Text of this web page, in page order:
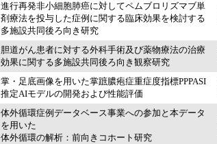
進行再発非小細胞肺癌に対してペムブロリズマブ単
剤療法を投与した症例に関する臨床効果を検討する
多施設共同後ろ向き研究
胆道がん患者に対する外科手術及び薬物療法の治療
効果に関する多施設共同後ろ向き観察研究
掌・足底画像を用いた掌蹠膿疱症重症度指標PPPASI
推定AIモデルの開発および性能評価
体外循環症例データベース事業への参加と本データ
を用いた
体外循環の解析：前向きコホート研究